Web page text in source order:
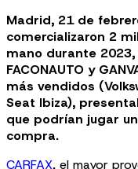
Madrid, 21 de
comercializaron 2
mano durante
FACONAUTO y
más vendidos
Seat Ibiza),
que podrían jugar
compra.
CARFAX, el mayor